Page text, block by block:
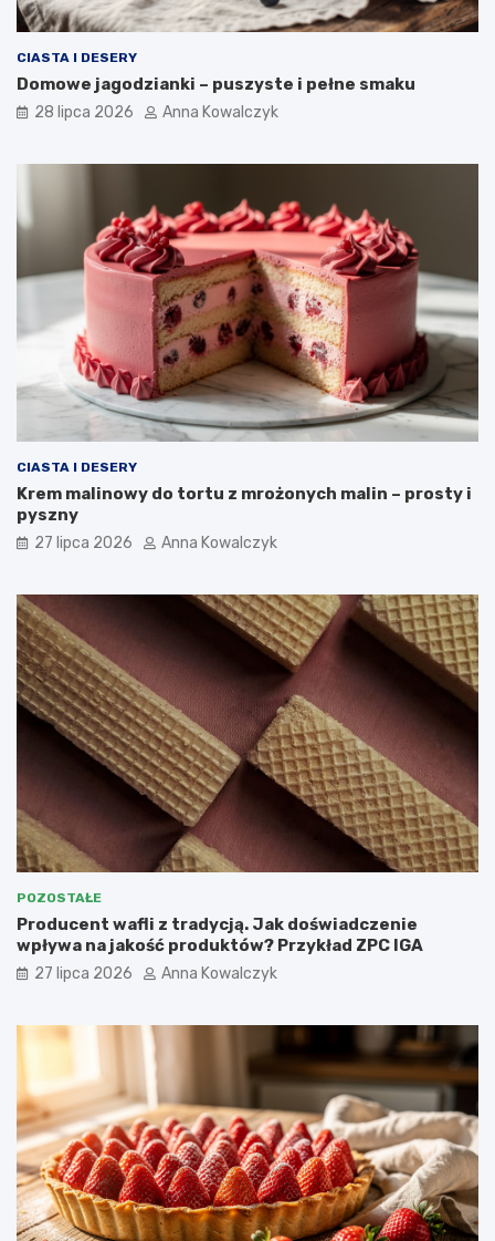
CIASTA I DESERY
Domowe jagodzianki – puszyste i pełne smaku
28 lipca 2026 Anna Kowalczyk
CIASTA I DESERY
Krem malinowy do tortu z mrożonych malin – prosty i
pyszny
27 lipca 2026 Anna Kowalczyk
POZOSTAŁE
Producent wafli z tradycją. Jak doświadczenie
wpływa na jakość produktów? Przykład ZPC IGA
27 lipca 2026 Anna Kowalczyk